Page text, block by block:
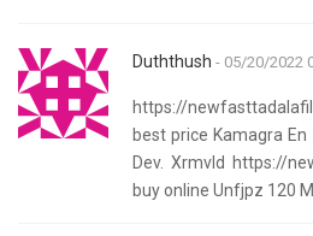
Duththush - 05/20/2022
https://
best price Kamagra
Dev. Xrmvld https://
buy online Unfjpz 120